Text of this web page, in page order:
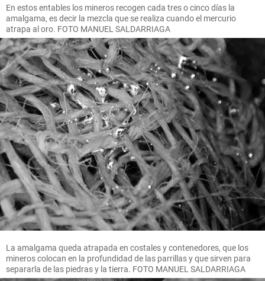
En estos entables los mineros recogen cada tres o cinco días la
amalgama, es decir la mezcla que se realiza cuando el mercurio
atrapa al oro. FOTO MANUEL SALDARRIAGA
La amalgama queda atrapada en costales y contenedores, que los
mineros colocan en la profundidad de las parrillas y que sirven para
separarla de las piedras y la tierra. FOTO MANUEL SALDARRIAGA